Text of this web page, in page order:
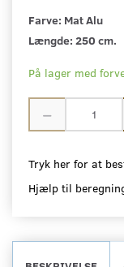
Farve: Mat Alu
Længde: 250 cm.
På lager med
Tryk her for at
Hjælp til